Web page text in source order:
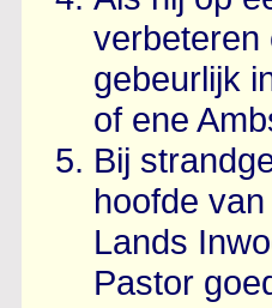
verbeteren
gebeurlijk
of ene
Bij
hoofde
Lands
Pastor